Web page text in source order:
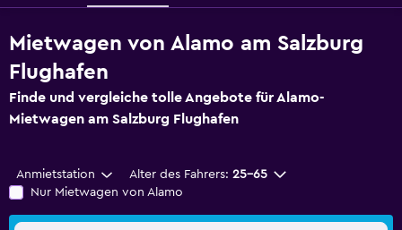
Mietwagen von Alamo am Salzburg
Flughafen
Finde und vergleiche tolle Angebote für Alamo-
Mietwagen am Salzburg Flughafen
Anmietstation Alter des Fahrers: 25-65
Nur Mietwagen von Alamo